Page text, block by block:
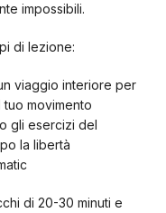
impossibili.
di lezione:
viaggio interiore per
movimento
gli esercizi del
la libertà
di 20-30 minuti e